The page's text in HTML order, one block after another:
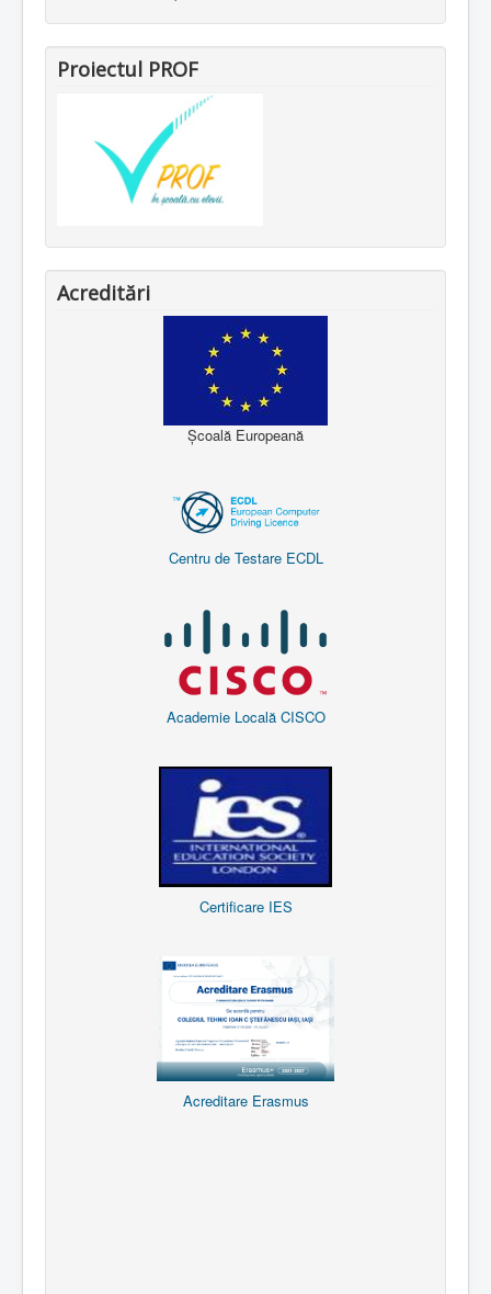
Proiectul PROF
Acreditări
Școală Europeană
Centru de Testare ECDL
Academie Locală CISCO
Certificare IES
Acreditare Erasmus